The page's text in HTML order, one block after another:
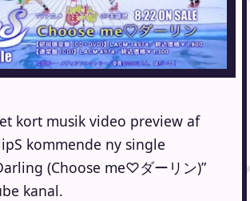
kort musik video preview af
kommende ny single
(Choose me♡ダーリン)”
kanal.